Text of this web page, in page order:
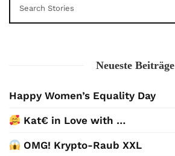
Neueste Beiträge
Happy Women’s Equality Day
Kat€ in Love with …
OMG! Krypto-Raub XXL